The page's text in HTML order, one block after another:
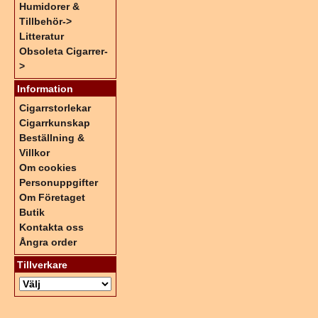
Humidorer &
Tillbehör->
Litteratur
Obsoleta Cigarrer-
>
Information
Cigarrstorlekar
Cigarrkunskap
Beställning &
Villkor
Om cookies
Personuppgifter
Om Företaget
Butik
Kontakta oss
Ångra order
Tillverkare